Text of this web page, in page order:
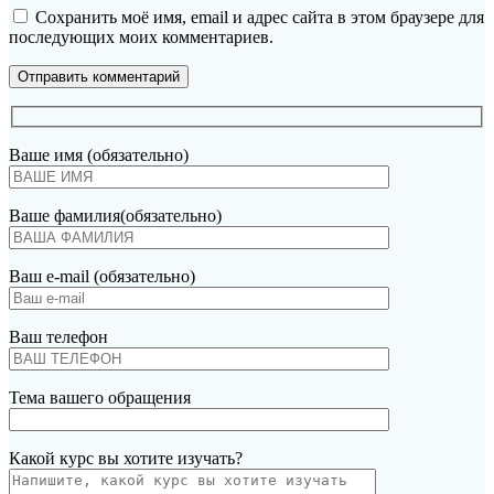
Сохранить моё имя, email и адрес сайта в этом браузере для
последующих моих комментариев.
Ваше имя (обязательно)
Ваше фамилия(обязательно)
Ваш e-mail (обязательно)
Ваш телефон
Тема вашего обращения
Какой курс вы хотите изучать?